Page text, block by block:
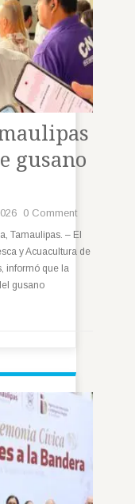
gusano
0 Comment
Tamaulipas. – El
y Acuacultura de
informó que la
gusano